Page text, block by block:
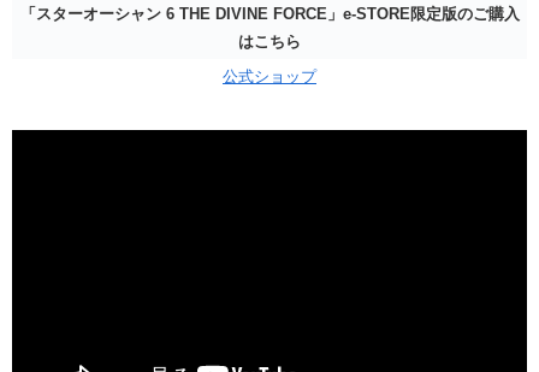
「スターオーシャン 6 THE DIVINE FORCE」e-STORE限定版のご購入
はこちら
公式ショップ